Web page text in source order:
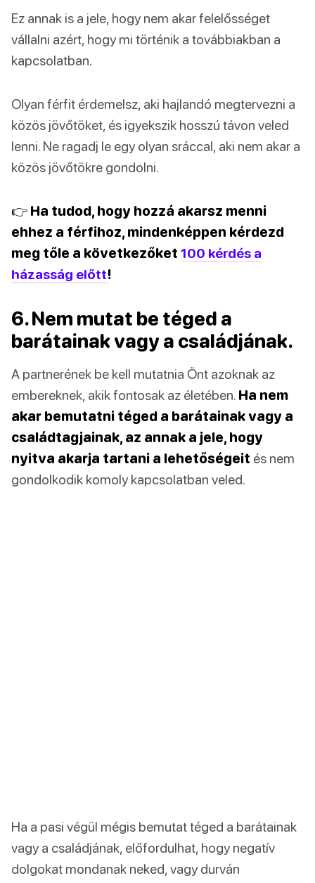
Ez annak is a jele, hogy nem akar felelősséget
vállalni azért, hogy mi történik a továbbiakban a
kapcsolatban.
Olyan férfit érdemelsz, aki hajlandó megtervezni a
közös jövőtöket, és igyekszik hosszú távon veled
lenni. Ne ragadj le egy olyan sráccal, aki nem akar a
közös jövőtökre gondolni.
👉 Ha tudod, hogy hozzá akarsz menni
ehhez a férfihoz, mindenképpen kérdezd
meg tőle a következőket 100 kérdés a
házasság előtt!
6. Nem mutat be téged a
barátainak vagy a családjának.
A partnerének be kell mutatnia Önt azoknak az
embereknek, akik fontosak az életében. Ha nem
akar bemutatni téged a barátainak vagy a
családtagjainak, az annak a jele, hogy
nyitva akarja tartani a lehetőségeit és nem
gondolkodik komoly kapcsolatban veled.
Ha a pasi végül mégis bemutat téged a barátainak
vagy a családjának, előfordulhat, hogy negatív
dolgokat mondanak neked, vagy durván